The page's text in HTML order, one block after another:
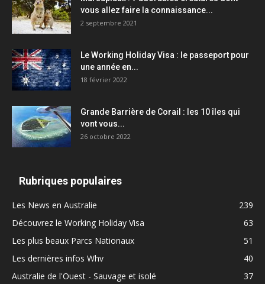
vous allez faire la connaissance...
2 septembre 2021
Le Working Holiday Visa : le passeport pour
une année en...
18 février 2022
Grande Barrière de Corail : les 10 îles qui
vont vous...
26 octobre 2022
Rubriques populaires
Les News en Australie
239
Découvrez le Working Holiday Visa
63
Les plus beaux Parcs Nationaux
51
Les dernières infos Whv
40
Australie de l'Ouest - Sauvage et isolé
37